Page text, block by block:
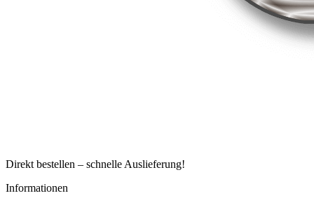
Direkt bestellen – schnelle Auslieferung!
Informationen